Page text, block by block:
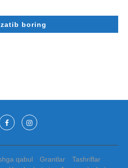
boring
qabul Grantlar
Tashriflar